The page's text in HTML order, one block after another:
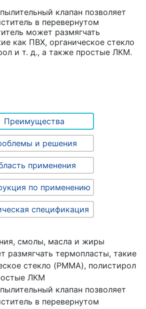
клапан позволяет
в перевернутом
может размягчать
как ПВХ, органическое стекло
и т. д., а также простые ЛКМ.
Преимущества
и решения
применения
по применению
спецификация
смолы, масла и жиры
размягчать термопласты, такие
стекло (PMMA), полистирол
ЛКМ
клапан позволяет
в перевернутом